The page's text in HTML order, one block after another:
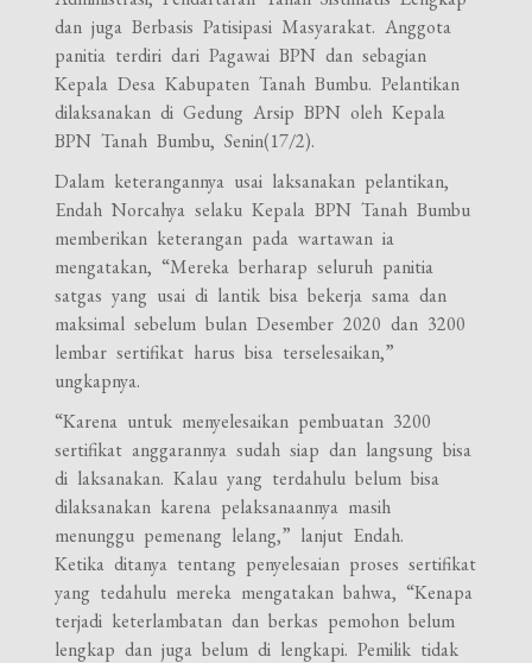
dan juga Berbasis Patisipasi Masyarakat. Anggota
panitia terdiri dari Pagawai BPN dan sebagian
Kepala Desa Kabupaten Tanah Bumbu. Pelantikan
dilaksanakan di Gedung Arsip BPN oleh Kepala
BPN Tanah Bumbu, Senin(17/2).
Dalam keterangannya usai laksanakan pelantikan,
Endah Norcahya selaku Kepala BPN Tanah Bumbu
memberikan keterangan pada wartawan ia
mengatakan, “Mereka berharap seluruh panitia
satgas yang usai di lantik bisa bekerja sama dan
maksimal sebelum bulan Desember 2020 dan 3200
lembar sertifikat harus bisa terselesaikan,”
ungkapnya.
“Karena untuk menyelesaikan pembuatan 3200
sertifikat anggarannya sudah siap dan langsung bisa
di laksanakan. Kalau yang terdahulu belum bisa
dilaksanakan karena pelaksanaannya masih
menunggu pemenang lelang,” lanjut Endah.
Ketika ditanya tentang penyelesaian proses sertifikat
yang tedahulu mereka mengatakan bahwa, “Kenapa
terjadi keterlambatan dan berkas pemohon belum
lengkap dan juga belum di lengkapi. Pemilik tidak